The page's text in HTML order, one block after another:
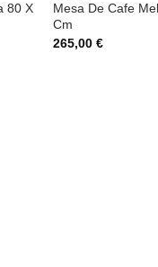
80 X
Mesa De Cafe
Cm
265,00€